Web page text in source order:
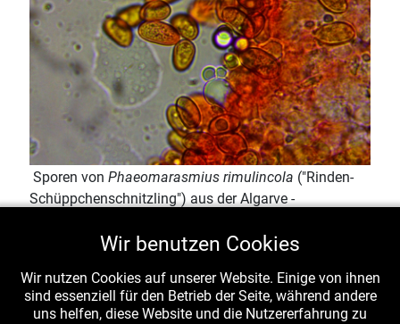
Sporen von Phaeomarasmius rimulincola ("Rinden-
Schüppchenschnitzling") aus der Algarve -
Ich suche schon lange in Süddeutschland
nach weiteren Fundstellen - vielleicht klappt
es ja 2018? Wir möchten auf alle Fälle zur
Nachsuche an den Borken älterer
Wir benutzen Cookies
Wir nutzen Cookies auf unserer Website. Einige von ihnen
sind essenziell für den Betrieb der Seite, während andere
uns helfen, diese Website und die Nutzererfahrung zu